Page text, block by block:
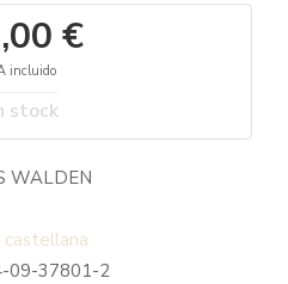
€
incluido
stock
WALDEN
castellana
09-37801-2